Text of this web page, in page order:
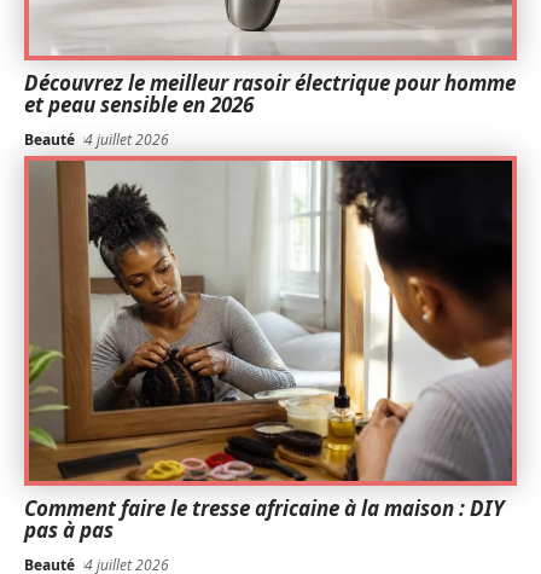
Découvrez le meilleur rasoir électrique pour homme
et peau sensible en 2026
Beauté 4 juillet 2026
Comment faire le tresse africaine à la maison : DIY
pas à pas
Beauté 4 juillet 2026